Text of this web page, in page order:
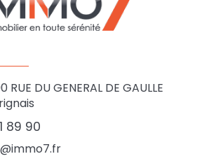
RUE DU GENERAL DE GAULLE
89 90